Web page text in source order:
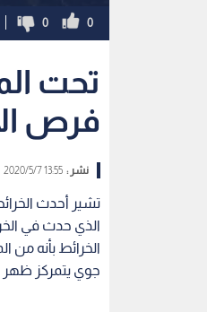
0
0
تحت
فرص
نشر :13:55 2020/5/7
تشير أحدث
الذي حدث في
الخرائط بأنه من
جوي يتمركز ظهر